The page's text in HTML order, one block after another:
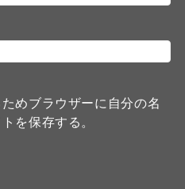
めブラウザーに自分の名
を保存する。